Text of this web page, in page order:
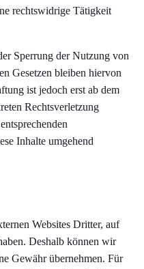
rechtswidrige Tätigkeit
Sperrung der Nutzung von
Gesetzen bleiben hiervon
ist jedoch erst ab dem
Rechtsverletzung
Inhalte umgehend
Websites Dritter, auf
Deshalb können wir
Gewähr übernehmen. Für